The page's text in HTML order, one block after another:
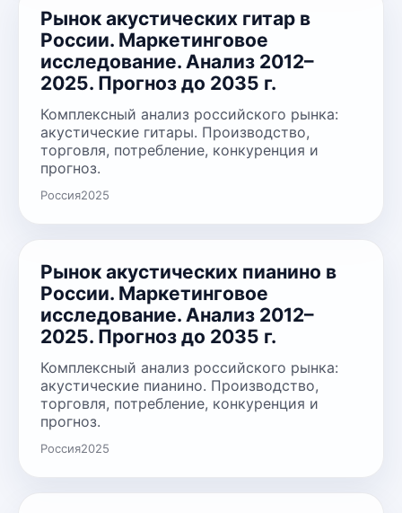
Рынок акустических гитар в
России. Маркетинговое
исследование. Анализ 2012–
2025. Прогноз до 2035 г.
Комплексный анализ российского рынка:
акустические гитары. Производство,
торговля, потребление, конкуренция и
прогноз.
Россия2025
Рынок акустических пианино в
России. Маркетинговое
исследование. Анализ 2012–
2025. Прогноз до 2035 г.
Комплексный анализ российского рынка:
акустические пианино. Производство,
торговля, потребление, конкуренция и
прогноз.
Россия2025